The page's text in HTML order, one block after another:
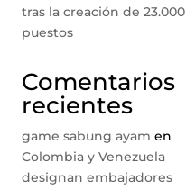
tras la creación de 23.000
puestos
Comentarios
recientes
game sabung ayam en
Colombia y Venezuela
designan embajadores